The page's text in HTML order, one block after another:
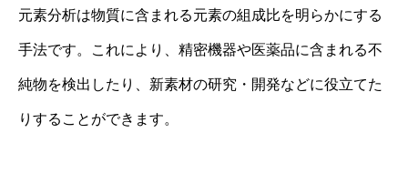
元素分析は物質に含まれる元素の組成比を明らかにする
手法です。これにより、精密機器や医薬品に含まれる不
純物を検出したり、新素材の研究・開発などに役立てた
りすることができます。